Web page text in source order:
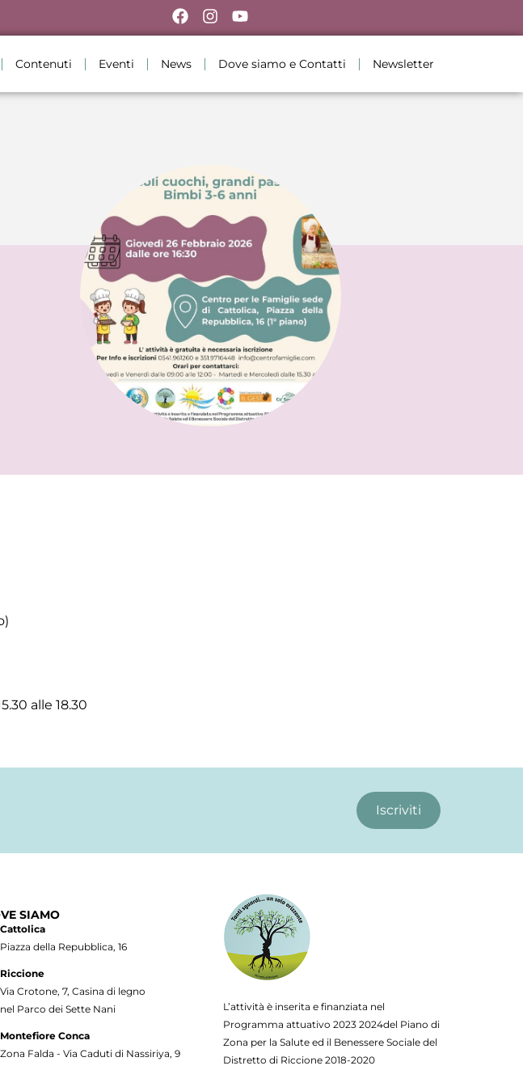
Contenuti Eventi News Dove siamo e Contatti Newsletter
alle 18.30
Iscriviti
SIAMO
Cattolica
Piazza della Repubblica, 16
Riccione
Via Crotone, 7, Casina di legno
nel Parco dei Sette Nani
Montefiore Conca
Zona Falda - Via Caduti di Nassiriya, 9
L’attività è inserita e finanziata nel
Programma attuativo20232024del Piano di
Zona per la Salute ed il Benessere Sociale del
Distretto di Riccione 2018-2020